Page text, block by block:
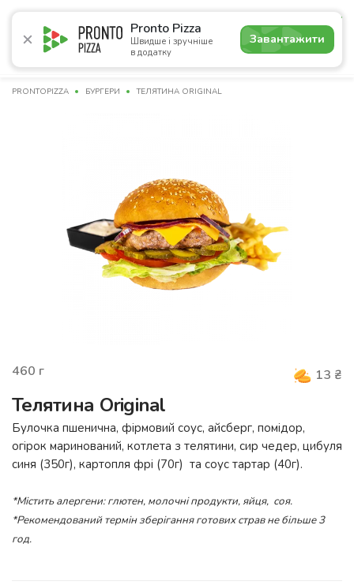
Pronto Pizza
Швидше і зручніше
в додатку
Завантажити
5.0
Акції Піца Суші Сети Бургери Комбо
PRONTOPIZZA БУРГЕРИ ТЕЛЯТИНА ORIGINAL
460 г 13 ₴
Телятина Original
Булочка пшенична, фірмовий соус, айсберг, помідор,
огірок маринований, котлета з телятини, сир чедер, цибуля
синя (350г), картопля фрі (70г) та соус тартар (40г).
*Містить алергени: глютен, молочні продукти, яйця, соя.
*Рекомендований термін зберігання готових страв не більше 3
год.